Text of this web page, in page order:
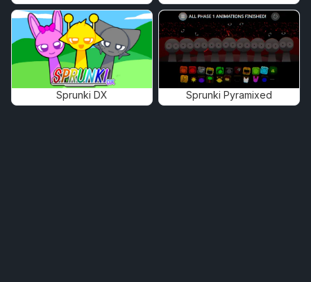
Sprunki DX Sprunki Pyramixed